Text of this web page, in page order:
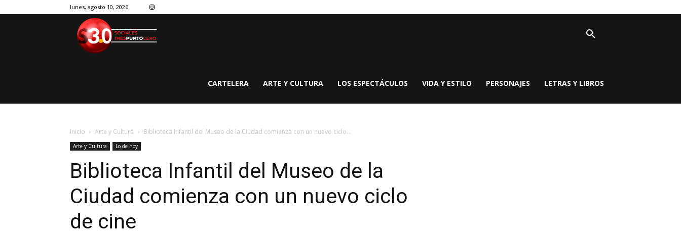
lunes, agosto 10, 2026
CARTELERA ARTE Y CULTURA LOS ESPECTÁCULOS VIDA Y ESTILO PERSONAJES LETRAS Y LIBROS
Inicio Arte y Cultura Biblioteca Infantil del Museo de la Ciudad comienza con un nuevo ciclo...
Arte y Cultura Lo de hoy
Biblioteca Infantil del Museo de la
Ciudad comienza con un nuevo ciclo
de cine